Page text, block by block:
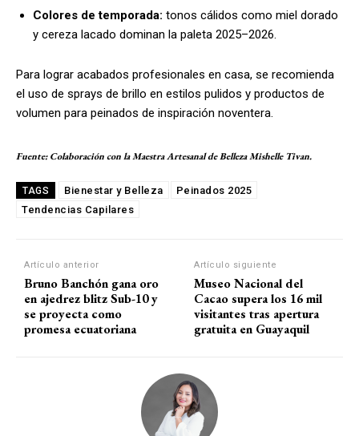
Colores de temporada: tonos cálidos como miel dorado
y cereza lacado dominan la paleta 2025–2026.
Para lograr acabados profesionales en casa, se recomienda
el uso de sprays de brillo en estilos pulidos y productos de
volumen para peinados de inspiración noventera.
Fuente: Colaboración con la Maestra Artesanal de Belleza Mishelle Tivan.
TAGS Bienestar y Belleza
Peinados 2025
Tendencias Capilares
Artículo anterior
Bruno Banchón gana oro
en ajedrez blitz Sub-10 y
se proyecta como
promesa ecuatoriana
Artículo siguiente
Museo Nacional del
Cacao supera los 16 mil
visitantes tras apertura
gratuita en Guayaquil